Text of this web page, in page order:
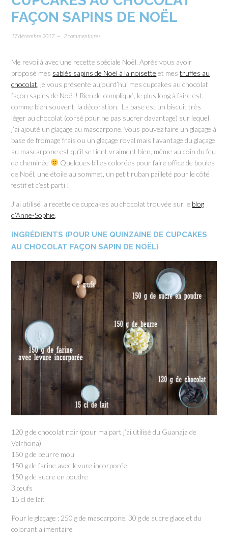
FAÇON SAPINS DE NOËL
17 décembre 2017 2 commentaires
Me revoilà avec une recette spéciale Noël. Après vous avoir
proposé mes sablés sapins de Noël à la noisette et mestruffes au
chocolat , je vous présente aujourd’hui mes cupcakes au chocolat
façon sapins de Noël ! Rien de compliqué, le plus long à faire est,
comme bien souvent, la décoration. La base est un biscuit très
léger au chocolat (corsé pour ne pas sucrer davantage) sur lequel
j’ai ajouté un glaçage au mascarpone. Vous pouvez faire un glaçage à
base de fromage frais ou un glaçage royal mais l’avantage du glaçage
au mascarpone est qu’il se tient vraiment bien, même au coin du feu
de cheminée
Quelques billes colorées pour faire office de boules
de Noël, une étoile au sommet, un petit ruban pailleté pour le côté
festif et c’est parti !
J’ai utilisé la recette de cupcakes au chocolat trouvée sur le blog
d’Anne-Sophie.
INGRÉDIENTS (POUR UNE QUINZAINE DE CUPCAKES
AU CHOCOLAT FAÇON SAPIN DE NOËL)
120 g de chocolat noir (pour ma part j’ai utilisé du Guanaja de
Valrhona)
150 g de beurre mou
150 g de farine avec levure incorporée
150 g de sucre en poudre
3 œufs
15 cl de lait
Pour le glaçage : 250 g de mascarpone, 30 g de sucre glace et du
colorant alimentaire